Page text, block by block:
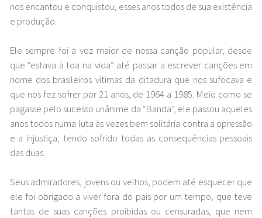
nos encantou e conquistou, esses anos todos de sua existência
e produção.
Ele sempre foi a voz maior de nossa canção popular, desde
que “estava à toa na vida” até passar a escrever canções em
nome dos brasileiros vítimas da ditadura que nos sufocava e
que nos fez sofrer por 21 anos, de 1964 a 1985. Meio como se
pagasse pelo sucesso unânime da “Banda”, ele passou aqueles
anos todos numa luta às vezes bem solitária contra a opressão
e a injustiça, tendo sofrido todas as consequências pessoais
das duas.
Seus admiradores, jovens ou velhos, podem até esquecer que
ele foi obrigado a viver fora do país por um tempo, que teve
tantas de suas canções proibidas ou censuradas, que nem